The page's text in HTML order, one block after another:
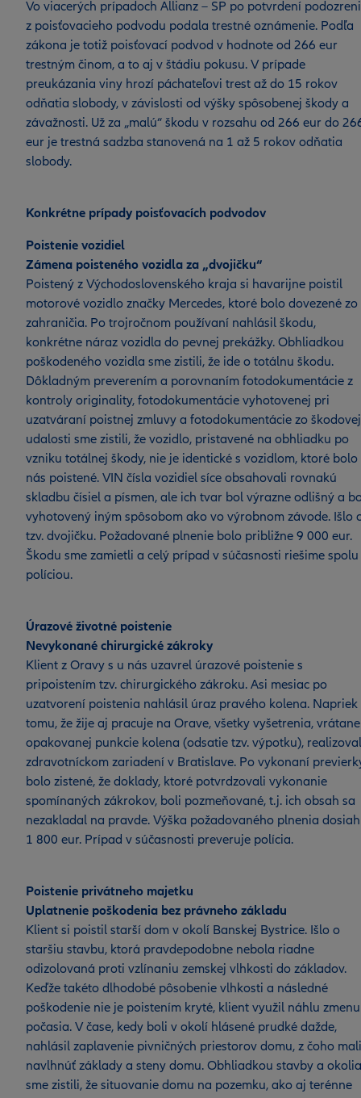
Vo viacerých prípadoch Allianz – SP po potvrdení
z poisťovacieho podvodu podala trestné oznámenie. Podľa
zákona je totiž poisťovací podvod v hodnote od 266 eur
trestným činom, a to aj v štádiu pokusu. V prípade
preukázania viny hrozí páchateľovi trest až do 15 rokov
odňatia slobody, v závislosti od výšky spôsobenej škody a
závažnosti. Už za „malú“ škodu v rozsahu od 266 eur do
eur je trestná sadzba stanovená na 1 až 5 rokov odňatia
slobody.
Konkrétne prípady poisťovacích podvodov
Poistenie vozidiel
Zámena poisteného vozidla za „dvojičku“
Poistený z Východoslovenského kraja si havarijne poistil
motorové vozidlo značky Mercedes, ktoré bolo dovezené zo
zahraničia. Po trojročnom používaní nahlásil škodu,
konkrétne náraz vozidla do pevnej prekážky. Obhliadkou
poškodeného vozidla sme zistili, že ide o totálnu škodu.
Dôkladným preverením a porovnaním fotodokumentácie z
kontroly originality, fotodokumentácie vyhotovenej pri
uzatváraní poistnej zmluvy a fotodokumentácie zo škodovej
udalosti sme zistili, že vozidlo, pristavené na obhliadku po
vzniku totálnej škody, nie je identické s vozidlom, ktoré bolo
nás poistené. VIN čísla vozidiel síce obsahovali rovnakú
skladbu čísiel a písmen, ale ich tvar bol výrazne odlišný a
vyhotovený iným spôsobom ako vo výrobnom závode. Išlo
tzv. dvojičku. Požadované plnenie bolo približne 9 000 eur.
Škodu sme zamietli a celý prípad v súčasnosti riešime spolu
políciou.
Úrazové životné poistenie
Nevykonané chirurgické zákroky
Klient z Oravy s u nás uzavrel úrazové poistenie s
pripoistením tzv. chirurgického zákroku. Asi mesiac po
uzatvorení poistenia nahlásil úraz pravého kolena. Napriek
tomu, že žije aj pracuje na Orave, všetky vyšetrenia, vrátane
opakovanej punkcie kolena (odsatie tzv. výpotku),
zdravotníckom zariadení v Bratislave. Po vykonaní
bolo zistené, že doklady, ktoré potvrdzovali vykonanie
spomínaných zákrokov, boli pozmeňované, t.j. ich obsah sa
nezakladal na pravde. Výška požadovaného plnenia
1 800 eur. Prípad v súčasnosti preveruje polícia.
Poistenie privátneho majetku
Uplatnenie poškodenia bez právneho základu
Klient si poistil starší dom v okolí Banskej Bystrice. Išlo o
staršiu stavbu, ktorá pravdepodobne nebola riadne
odizolovaná proti vzlínaniu zemskej vlhkosti do základov.
Keďže takéto dlhodobé pôsobenie vlhkosti a následné
poškodenie nie je poistením kryté, klient využil náhlu zmenu
počasia. V čase, kedy boli v okolí hlásené prudké dažde,
nahlásil zaplavenie pivničných priestorov domu, z čoho mali
navlhnúť základy a steny domu. Obhliadkou stavby a okolia
sme zistili, že situovanie domu na pozemku, ako aj terénne